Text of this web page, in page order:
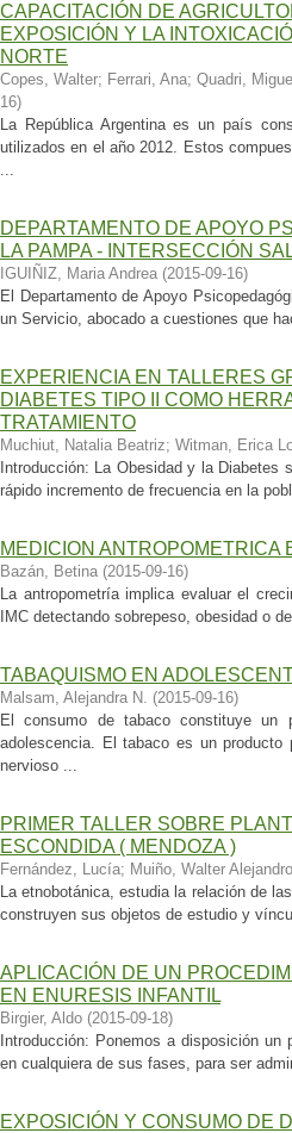
CAPACITACIÓN DE
EXPOSICIÓN Y LA
NORTE
Copes, Walter; Ferrari, Ana; Quadri,
16)
La República Argentina es un país
utilizados en el año 2012. Estos
...
DEPARTAMENTO DE APOYO
LA PAMPA - INTERSECCIÓN
IGUIÑIZ, Maria Andrea (2015-09-16)
El Departamento de Apoyo
un Servicio, abocado a cuestiones que
EXPERIENCIA EN TALLERES
DIABETES TIPO II COMO
TRATAMIENTO
Muchiut, Natalia Beatriz; Witman, Erica
Introducción: La Obesidad y la
rápido incremento de frecuencia en la
MEDICION
Bazán, Betina (2015-09-16)
La antropometría implica evaluar el
IMC detectando sobrepeso, obesidad o
TABAQUISMO EN
Malsam, Alejandra N. (2015-09-16)
El consumo de tabaco constituye un
adolescencia. El tabaco es un
nervioso ...
PRIMER TALLER SOBRE
ESCONDIDA ( MENDOZA )
Fernández, Lucía; Muiño, Walter Alejandro
La etnobotánica, estudia la relación de
construyen sus objetos de estudio y
APLICACIÓN DE UN
EN ENURESIS INFANTIL
Birgier, Aldo (2015-09-18)
Introducción: Ponemos a disposición
en cualquiera de sus fases, para ser
EXPOSICIÓN Y CONSUMO DE